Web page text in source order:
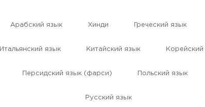
Aрабский язык Хинди Греческий язык
Итальянский язык Китайский язык Корейский
Персидский язык (фарси) Польский язык
Русский язык